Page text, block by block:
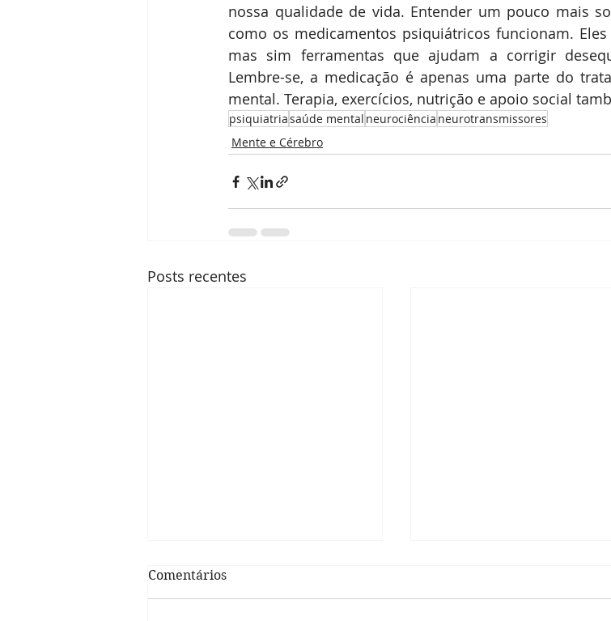
nossa qualidade de vida. Entender um pouco mais
como os medicamentos psiquiátricos funcionam.
mas sim ferramentas que ajudam a corrigir
Lembre-se, a medicação é apenas uma parte do
mental. Terapia, exercícios, nutrição e apoio social
psiquiatriasaúde mental neurociência neurotransmissores
Mente e Cérebro
Posts recentes
Comentários